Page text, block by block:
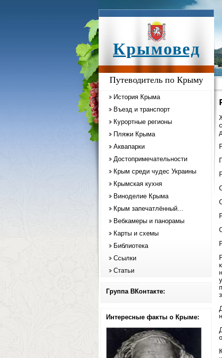
Крымовед
Путеводитель по Крыму
История Крыма
Въезд и транспорт
Курортные регионы
Пляжи Крыма
Аквапарки
Достопримечательности
Крым среди чудес Украины
Крымская кухня
Виноделие Крыма
Крым запечатлённый...
Вебкамеры и панорамы
Карты и схемы
Библиотека
Ссылки
Статьи
Группа ВКонтакте:
Интересные факты о Крыме: